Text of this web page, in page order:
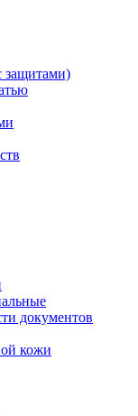
защитами)
документов
кожи